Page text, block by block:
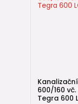
600/160
Tegra 600